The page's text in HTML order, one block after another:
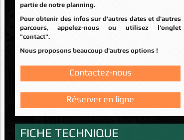
partie de notre planning.
Pour obtenir des infos sur d'autres dates et d'autres
parcours, appelez-nous ou utilisez l'onglet
"contact".
Nous proposons beaucoup d'autres options !
Contactez-nous
Réserver en ligne
FICHE TECHNIQUE